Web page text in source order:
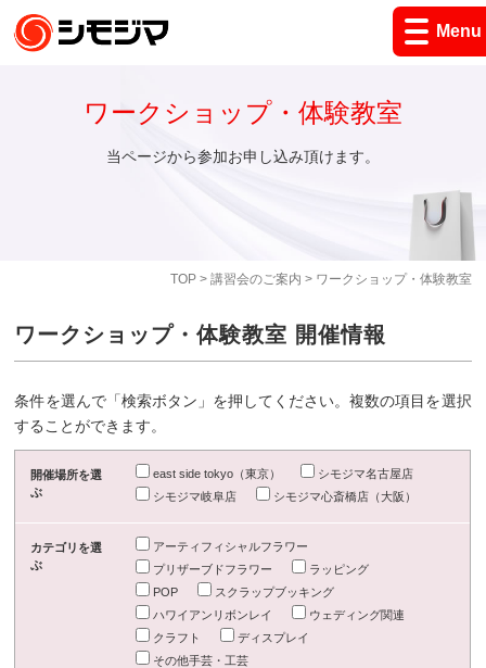
Menu
TOP> 講習会のご案内 > ワークショップ・体験教室
ワークショップ・体験教室
当ページから参加お申し込み頂けます。
ワークショップ・体験教室 開催情報
条件を選んで「検索ボタン」を押してください。複数の項目を選択
することができます。
開催場所を選
ぶ
east side tokyo（東京）
シモジマ名古屋店
シモジマ岐阜店
シモジマ心斎橋店（大阪）
カテゴリを選
ぶ
アーティフィシャルフラワー
プリザーブドフラワー
ラッピング
POP
スクラップブッキング
ハワイアンリボンレイ
ウェディング関連
クラフト
ディスプレイ
その他手芸・工芸